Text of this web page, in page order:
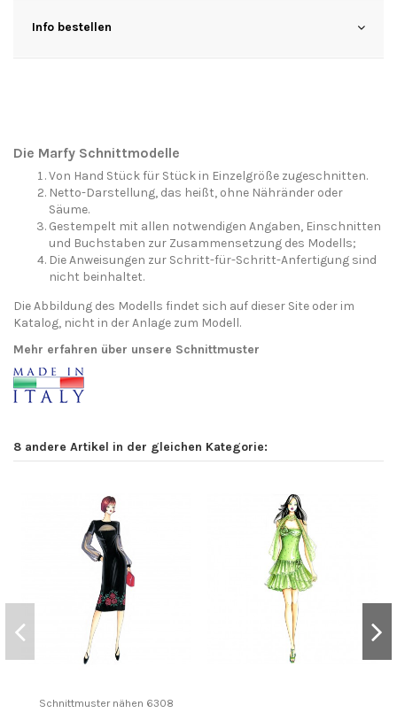
Info bestellen
Die Marfy Schnittmodelle
Von Hand Stück für Stück in Einzelgröße zugeschnitten.
Netto-Darstellung, das heißt, ohne Nähränder oder
Säume.
Gestempelt mit allen notwendigen Angaben, Einschnitten
und Buchstaben zur Zusammensetzung des Modells;
Die Anweisungen zur Schritt-für-Schritt-Anfertigung sind
nicht beinhaltet.
Die Abbildung des Modells findet sich auf dieser Site oder im
Katalog, nicht in der Anlage zum Modell.
Mehr erfahren über unsere Schnittmuster
8 andere Artikel in der gleichen Kategorie:
Schnittmuster nähen 6308